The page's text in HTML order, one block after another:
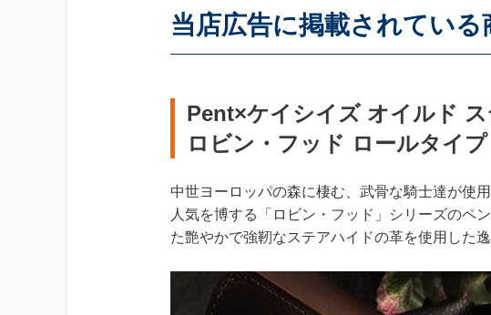
当店広告に掲載されている
Pent×ケイシイズ オイルド
ロビン・フッド ロールタイプ
中世ヨーロッパの森に棲む、武骨な騎士達が使
人気を博する「ロビン・フッド」シリーズのペ
た艶やかで強靭なステアハイドの革を使用した逸